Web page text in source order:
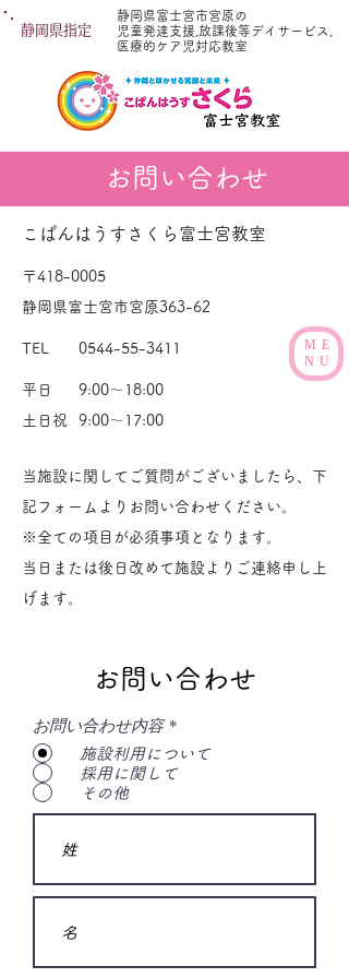
静岡県指定
静岡県富士宮市宮原の
児童発達支援,放課後等デイサービス,
医療的ケア児対応教室
ME
NU
お問い合わせ
こぱんはうすさくら富士宮教室
〒418-0005
静岡県富士宮市宮原363-62
TEL 0544-55-3411
平日
土日祝
9:00～18:00
9:00～17:00
当施設に関してご質問がございましたら、下
記フォームよりお問い合わせください。
※全ての項目が必須事項となります。
当日または後日改めて施設よりご連絡申し上
げます。
お問い合わせ
お問い合わせ内容 *
施設利用について
採用に関して
その他